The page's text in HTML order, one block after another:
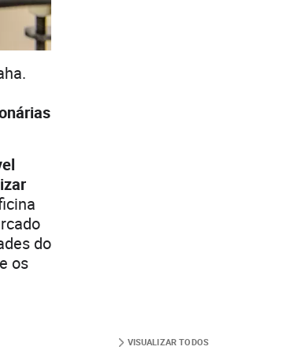
do
os
VISUALIZAR TODOS